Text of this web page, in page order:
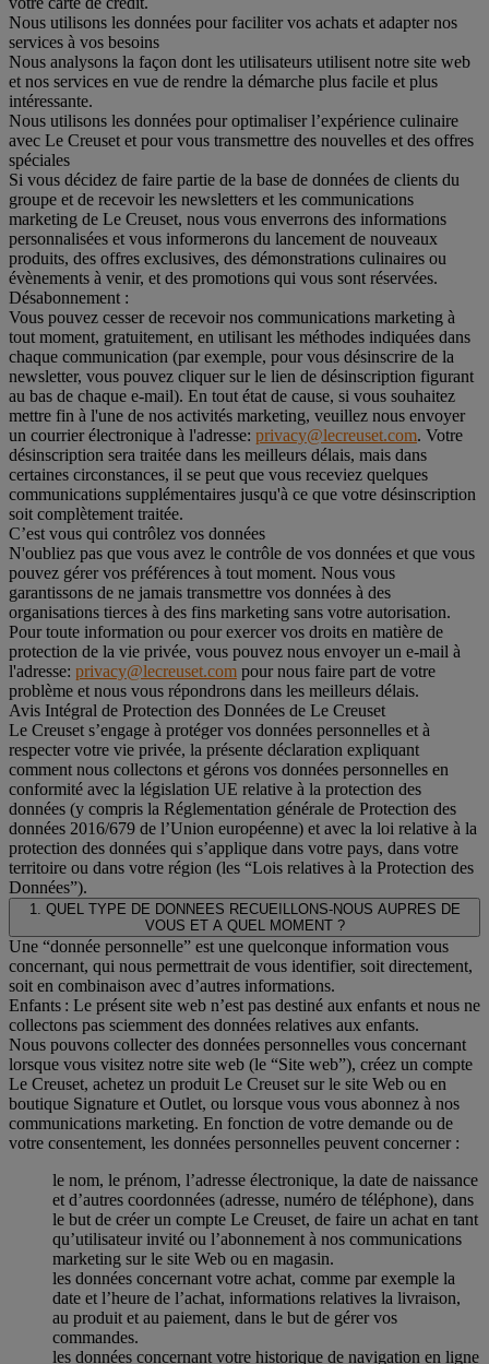
Nous utilisons les données pour faciliter vos achats et adapter nos
services à vos besoins
Nous analysons la façon dont les utilisateurs utilisent notre site web
et nos services en vue de rendre la démarche plus facile et plus
intéressante.
Nous utilisons les données pour optimaliser l’expérience culinaire
avec Le Creuset et pour vous transmettre des nouvelles et des offres
spéciales
Si vous décidez de faire partie de la base de données de clients du
groupe et de recevoir les newsletters et les communications
marketing de Le Creuset, nous vous enverrons des informations
personnalisées et vous informerons du lancement de nouveaux
produits, des offres exclusives, des démonstrations culinaires ou
évènements à venir, et des promotions qui vous sont réservées.
Désabonnement :
Vous pouvez cesser de recevoir nos communications marketing à
tout moment, gratuitement, en utilisant les méthodes indiquées dans
chaque communication (par exemple, pour vous désinscrire de la
newsletter, vous pouvez cliquer sur le lien de désinscription figurant
au bas de chaque e-mail). En tout état de cause, si vous souhaitez
mettre fin à l'une de nos activités marketing, veuillez nous envoyer
un courrier électronique à l'adresse: privacy@lecreuset.com. Votre
désinscription sera traitée dans les meilleurs délais, mais dans
certaines circonstances, il se peut que vous receviez quelques
communications supplémentaires jusqu'à ce que votre désinscription
soit complètement traitée.
C’est vous qui contrôlez vos données
N'oubliez pas que vous avez le contrôle de vos données et que vous
pouvez gérer vos préférences à tout moment. Nous vous
garantissons de ne jamais transmettre vos données à des
organisations tierces à des fins marketing sans votre autorisation.
Pour toute information ou pour exercer vos droits en matière de
protection de la vie privée, vous pouvez nous envoyer un e-mail à
l'adresse: privacy@lecreuset.com pour nous faire part de votre
problème et nous vous répondrons dans les meilleurs délais.
Avis Intégral de Protection des Données de Le Creuset
Le Creuset s’engage à protéger vos données personnelles et à
respecter votre vie privée, la présente déclaration expliquant
comment nous collectons et gérons vos données personnelles en
conformité avec la législation UE relative à la protection des
données (y compris la Réglementation générale de Protection des
données 2016/679 de l’Union européenne) et avec la loi relative à la
protection des données qui s’applique dans votre pays, dans votre
territoire ou dans votre région (les “Lois relatives à la Protection des
Données”).
1. QUEL TYPE DE DONNEES RECUEILLONS-NOUS AUPRES DE
VOUS ET A QUEL MOMENT ?
Une “donnée personnelle” est une quelconque information vous
concernant, qui nous permettrait de vous identifier, soit directement,
soit en combinaison avec d’autres informations.
Enfants : Le présent site web n’est pas destiné aux enfants et nous ne
collectons pas sciemment des données relatives aux enfants.
Nous pouvons collecter des données personnelles vous concernant
lorsque vous visitez notre site web (le “Site web”), créez un compte
Le Creuset, achetez un produit Le Creuset sur le site Web ou en
boutique Signature et Outlet, ou lorsque vous vous abonnez à nos
communications marketing. En fonction de votre demande ou de
votre consentement, les données personnelles peuvent concerner :
le nom, le prénom, l’adresse électronique, la date de naissance
et d’autres coordonnées (adresse, numéro de téléphone), dans
le but de créer un compte Le Creuset, de faire un achat en tant
qu’utilisateur invité ou l’abonnement à nos communications
marketing sur le site Web ou en magasin.
les données concernant votre achat, comme par exemple la
date et l’heure de l’achat, informations relatives la livraison,
au produit et au paiement, dans le but de gérer vos
commandes.
les données concernant votre historique de navigation en ligne